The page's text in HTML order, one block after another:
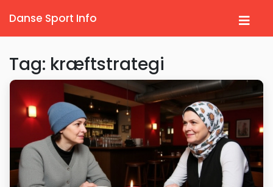
Danse Sport Info
Tag: kræftstrategi